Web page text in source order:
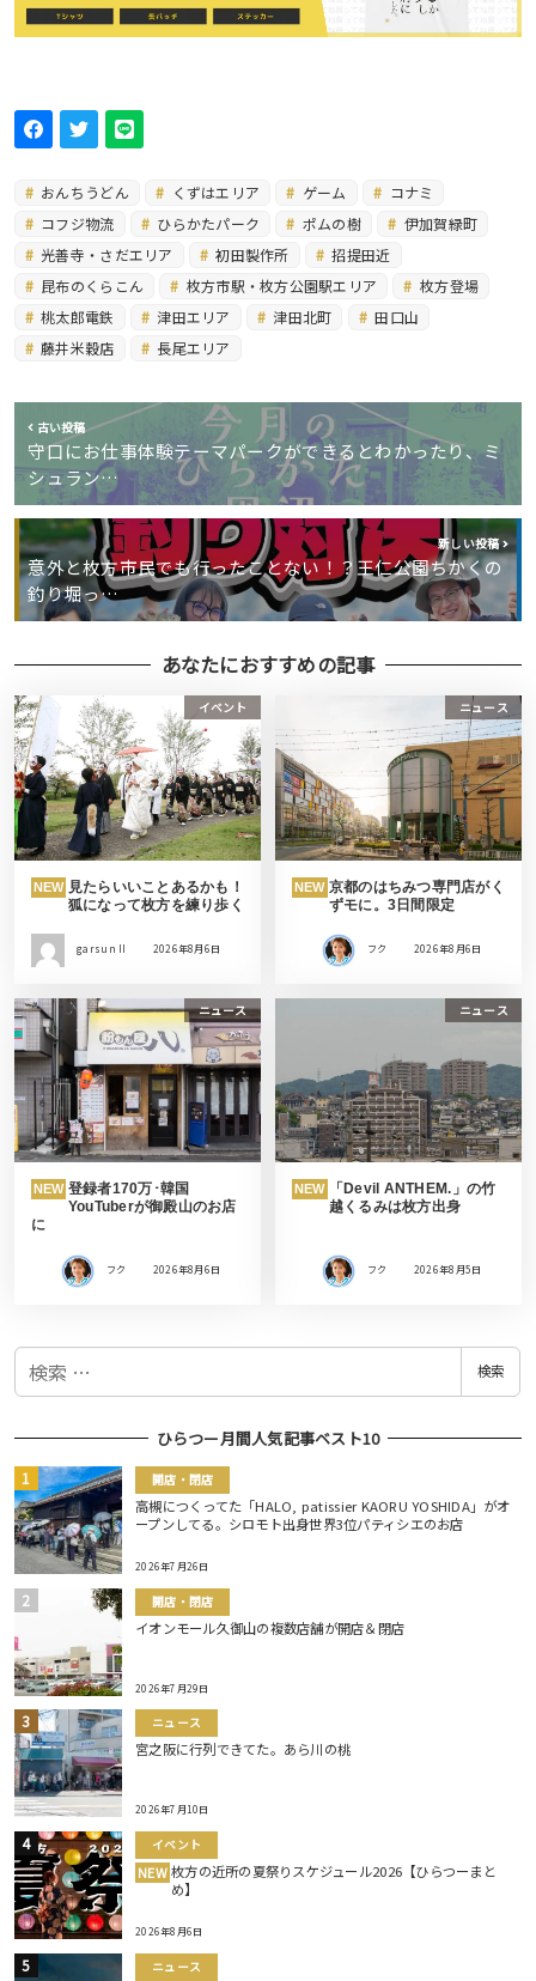
おんちうどん くずはエリア ゲーム
コナミ
コフジ物流
ひらかたパーク ポムの樹
伊加賀緑町
光善寺・さだエリア
初田製作所
招提田近
昆布のくらこん
枚方市駅・枚方公園駅エリア
枚方登場
桃太郎電鉄
津田エリア 津田北町
田口山
藤井米穀店
長尾エリア
古い投稿
守口にお仕事体験テーマパークができるとわかったり、ミ
シュラン…
新しい投稿
意外と枚方市民でも行ったことない！？王仁公園ちかくの
釣り堀っ…
あなたにおすすめの記事
イベント
NEW 見たらいいことあるかも！
狐になって枚方を練り歩く
garsun II 2026年8月6日
ニュース
NEW 京都のはちみつ専門店がく
ずモに。3日間限定
フク 2026年8月6日
ニュース
NEW 登録者170万･韓国
YouTuberが御殿山のお店
に
フク 2026年8月6日
ニュース
NEW
「Devil ANTHEM.」の竹
越くるみは枚方出身
フク 2026年8月5日
検
検索
ひらつー月間人気記事ベスト10
開店・閉店
高槻につくってた「HALO, patissier KAORU YOSHIDA」がオ
ープンしてる。シロモト出身世界3位パティシエのお店
2026年7月26日
開店・閉店
イオンモール久御山の複数店舗が開店＆閉店
2026年7月29日
ニュース
宮之阪に行列できてた。あら川の桃
2026年7月10日
イベント
NEW 枚方の近所の夏祭りスケジュール2026【ひらつーまと
め】
2026年8月6日
ニュース